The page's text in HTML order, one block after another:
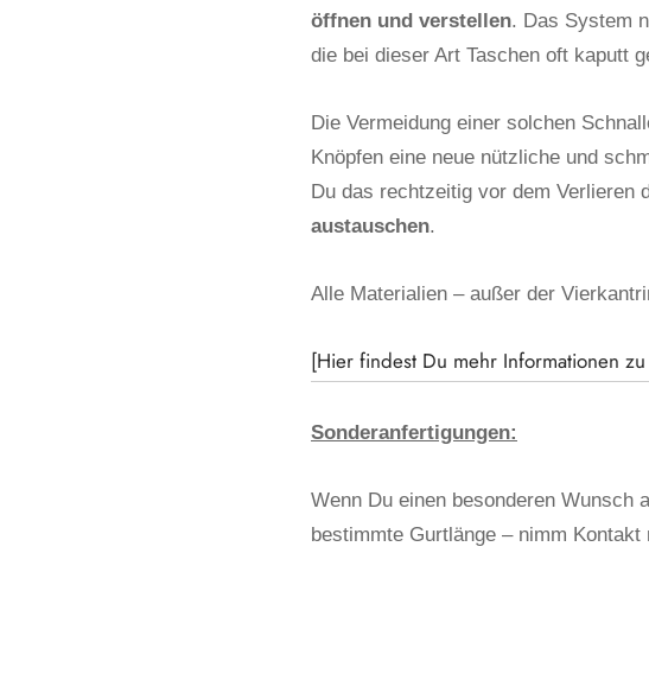
öffnen und verstellen. Das System
die bei dieser Art Taschen oft kaputt
Die Vermeidung einer solchen
Knöpfen eine neue nützliche und
Du das rechtzeitig vor dem Verlieren
austauschen.
Alle Materialien – außer der
[Hier findest Du mehr Informationen
Sonderanfertigungen:
Wenn Du einen besonderen Wunsch
bestimmte Gurtlänge – nimm Kontakt